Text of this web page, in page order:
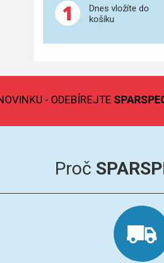
1
Dnes vložíte do
košíku
- ODEBÍREJTE
Proč